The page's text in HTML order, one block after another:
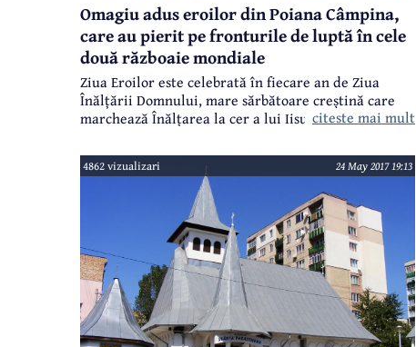
Omagiu adus eroilor din Poiana Câmpina,
care au pierit pe fronturile de luptă în cele
două războaie mondiale
Ziua Eroilor este celebrată în fiecare an de Ziua
Înălțării Domnului, mare sărbătoare creștină care
marchează Înălțarea la cer a lui Iisus Hristos, la 40
religioasă de Înălțare, a avut loc o slujbă de
pomenire a eroilor, iar apoi au fost depuse flori la
Monumentul Eroilor situat în curtea Bisericii
"Adormirea Maicii Domnului".
citeste mai mult
4862 vizualizari 24 May 2017 19:13